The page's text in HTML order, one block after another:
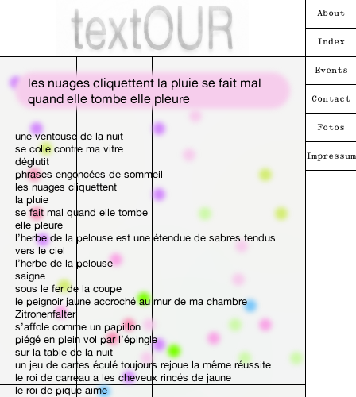
les nuages cliquettent la pluie se fait mal
quand elle tombe elle pleure
une ventouse de la nuit
se colle contre ma vitre
déglutit
phrases engoncées de sommeil
les nuages cliquettent
la pluie
se fait mal quand elle tombe
elle pleure
l’herbe de la pelouse est une étendue de sabres tendus
vers le ciel
l’herbe de la pelouse
saigne
sous le fer de la coupe
le peignoir jaune accroché au mur de ma chambre
Zitronenfalter
s’affole comme un papillon
piégé en plein vol par l’épingle
sur la table de la nuit
un jeu de cartes éculé toujours rejoue la même réussite
le roi de carreau a les cheveux rincés de jaune
le roi de pique aime
About
Index
Events
Contact
Fotos
Impressum